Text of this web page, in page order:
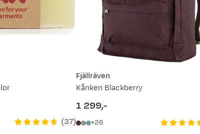
(37)
Fjällräven
Kånken Blackberry
1 299,-
26